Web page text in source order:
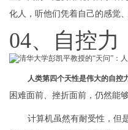
化人，听他们凭着自己的感觉
04、自控力
人类第四个天性是伟大的自控力
困难面前、挫折面前，仍然能
计算机虽然有耐受性，但